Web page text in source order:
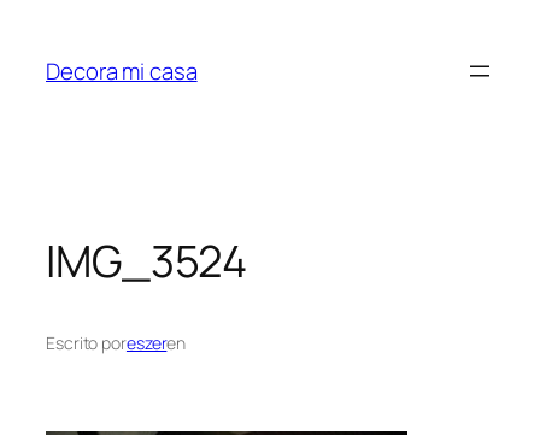
contenido
Decora mi casa
IMG_3524
Escrito poreszeren